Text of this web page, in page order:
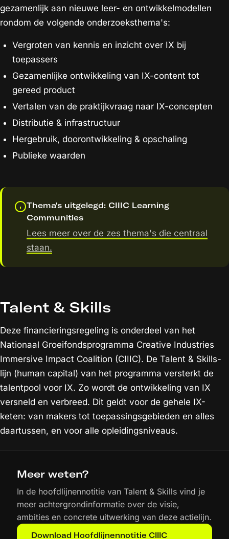
gezamenlijk aan nieuwe leer- en ontwikkelmodellen
rondom de volgende onderzoeksthema's:
Vergroten van kennis en inzicht over IX bij
toepassers
Gezamenlijke ontwikkeling van IX-content tot
gereed product
Vertalen van de praktijkvraag naar IX-concepten
Distributie & infrastructuur
Hergebruik, doorontwikkeling & opschaling
Publieke waarden
Thema's uitgelegd: CIIIC Learning
Communities
Lees meer over de zes thema's die centraal
staan.
Talent & Skills
Deze financieringsregeling is onderdeel van het
Nationaal Groeifondsprogramma Creative Industries
Immersive Impact Coalition (CIIIC). De Talent & Skills-
lijn (human capital) van het programma versterkt de
talentpool voor IX. Zo wordt de ontwikkeling van IX
versneld en verbreed. Dit geldt voor de gehele IX-
keten: van makers tot toepassingsgebieden en alles
daartussen, en voor alle opleidingsniveaus.
Meer weten?
In de hoofdlijnennotitie van Talent & Skills vind je
meer achtergrondinformatie over de visie,
ambities en concrete uitwerking van deze actielijn.
Download Hoofdlijnennotitie CIIIC